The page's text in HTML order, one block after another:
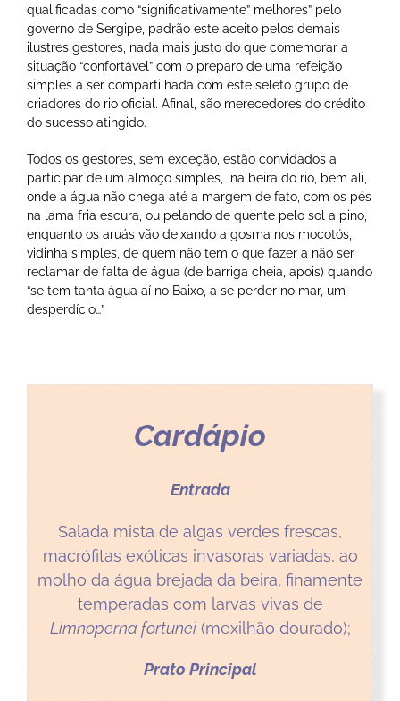
qualificadas como “significativamente” melhores” pelo
governo de Sergipe, padrão este aceito pelos demais
ilustres gestores, nada mais justo do que comemorar a
situação “confortável” com o preparo de uma refeição
simples a ser compartilhada com este seleto grupo de
criadores do rio oficial. Afinal, são merecedores do crédito
do sucesso atingido.
Todos os gestores, sem exceção, estão convidados a
participar de um almoço simples, na beira do rio, bem ali,
onde a água não chega até a margem de fato, com os pés
na lama fria escura, ou pelando de quente pelo sol a pino,
enquanto os aruás vão deixando a gosma nos mocotós,
vidinha simples, de quem não tem o que fazer a não ser
reclamar de falta de água (de barriga cheia, apois) quando
“se tem tanta água aí no Baixo, a se perder no mar, um
desperdício…”
Cardápio
Entrada
Salada mista de algas verdes frescas,
macrófitas exóticas invasoras variadas, ao
molho da água brejada da beira, finamente
temperadas com larvas vivas de
Limnoperna fortunei(mexilhão dourado);
Prato Principal